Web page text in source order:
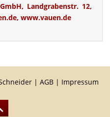
Landgrabenstr. 12,
www.vauen.de
| AGB | Impressum